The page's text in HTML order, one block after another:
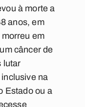
à morte a
anos, em
em
câncer de
lutar
na
Estado ou a